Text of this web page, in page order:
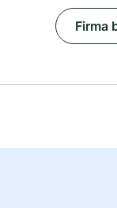
Firma